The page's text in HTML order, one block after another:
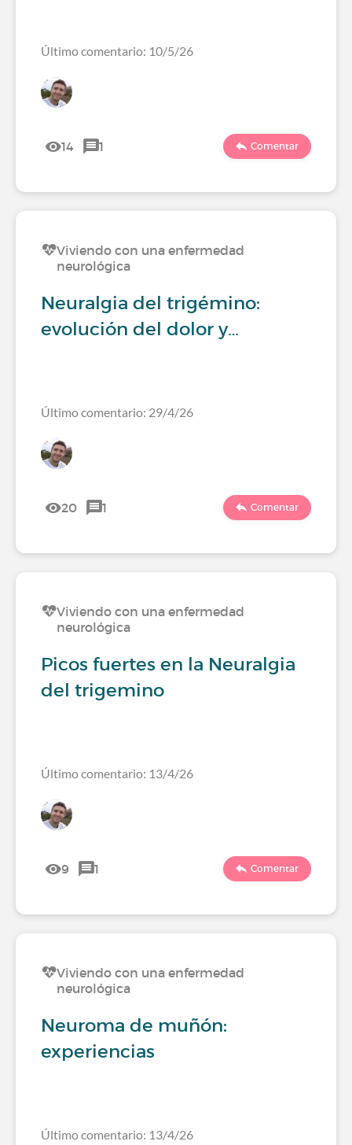
Último comentario: 10/5/26
14 1 Comentar
Viviendo con una enfermedad
neurológica
Neuralgia del trigémino:
evolución del dolor y…
Último comentario: 29/4/26
20 1 Comentar
Viviendo con una enfermedad
neurológica
Picos fuertes en la Neuralgia
del trigemino
Último comentario: 13/4/26
9 1 Comentar
Viviendo con una enfermedad
neurológica
Neuroma de muñón:
experiencias
Último comentario: 13/4/26